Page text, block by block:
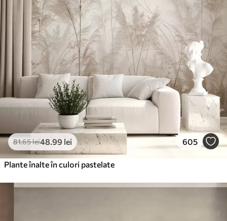
81.65lei48 .99 lei 605
Plante înalte în culori pastelate